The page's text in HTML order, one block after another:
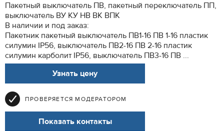
Пакетный выключатель ПВ, пакетный переключатель ПП,
выключатель ВУ КУ НВ ВК ВПК
В наличии и под заказ:
Пакетник пакетный выключатель ПВ1-16 ПВ 1-16 пластик
силумин IP56, выключатель ПВ2-16 ПВ 2-16 пластик
силумин карболит IP56, выключатель ПВ3-16 ПВ ...
Узнать цену
ПРОВЕРЯЕТСЯ МОДЕРАТОРОМ
Показать контакты